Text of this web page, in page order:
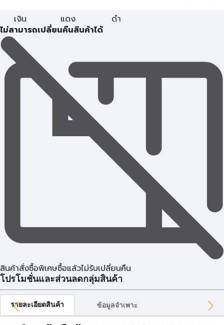
เงิน แดง
ดำ
ไม่สามารถเปลี่ยนคืนสินค้าได้
สินค้าสั่งซื้อพิเศษซื้อแล้วไม่รับเปลี่ยนคืน
โปรโมชั่นและส่วนลดกลุ่มสินค้า
รายละเอียดสินค้า ข้อมูลจำเพาะ